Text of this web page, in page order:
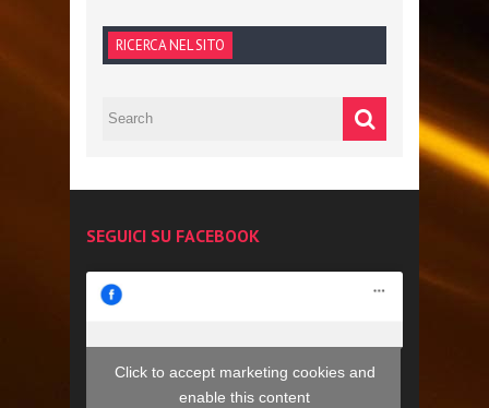
RICERCA NEL SITO
SEGUICI SU FACEBOOK
Click to accept marketing cookies and
enable this content